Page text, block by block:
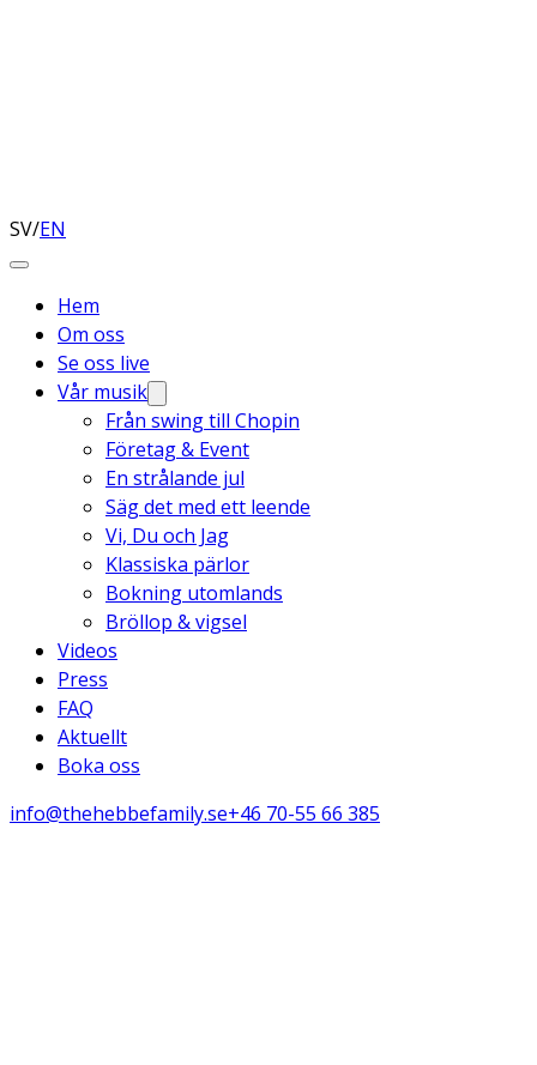
SV/EN
Hem
Om oss
Se oss live
Vår musik
Från swing till Chopin
Företag & Event
En strålande jul
Säg det med ett leende
Vi, Du och Jag
Klassiska pärlor
Bokning utomlands
Bröllop & vigsel
Videos
Press
FAQ
Aktuellt
Boka oss
info@thehebbefamily.se+46 70-55 66 385